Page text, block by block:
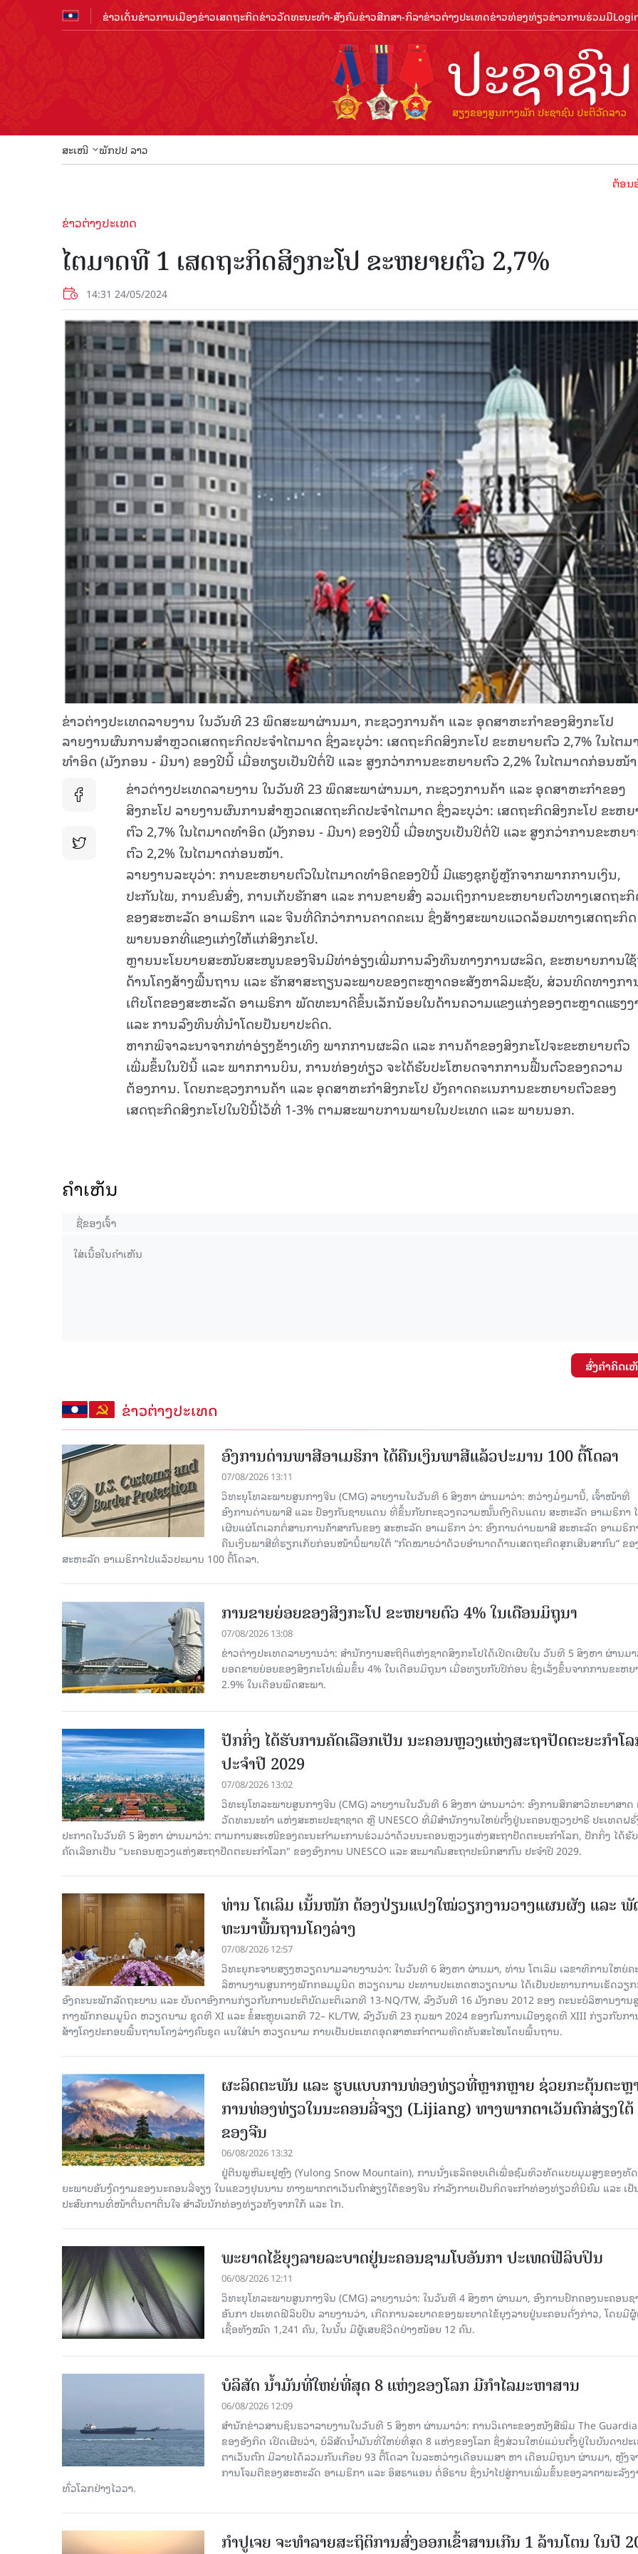
ຂ່າວເດັ່ນຂ່າວການເມືອງຂ່າວເສດຖະກິດຂ່າວວັດທະນະທຳ-ສັງຄົມຂ່າວສືກສາ-ກິລາຂ່າວຕ່າງປະເທດຂ່າວທ່ອງທ່ຽວຂ່າວການຮ່ວມມື
ສະເໜີ ພັກປປ ລາວ
ຕ້ອນຮັບປີທ່ອ
ຂ່າວຕ່າງປະເທດ
ໄຕມາດທີ 1 ເສດຖະກິດສິງກະໂປ ຂະຫຍາຍຕົວ 2,7%
14:31 24/05/2024
ຂ່າວຕ່າງປະເທດລາຍງານ ໃນວັນທີ 23 ພຶດສະພາຜ່ານມາ, ກະຊວງການຄ້າ ແລະ ອຸດສາຫະກຳຂອງສິງກະໂປ
ລາຍງານຜົນການສຳຫຼວດເສດຖະກິດປະຈຳໄຕມາດ ຊຶ່ງລະບຸວ່າ: ເສດຖະກິດສິງກະໂປ ຂະຫຍາຍຕົວ 2,7% ໃນໄຕມ
ທຳອິດ (ມັງກອນ - ມີນາ) ຂອງປີນີ້ ເມື່ອທຽບເປັນປີຕໍ່ປີ ແລະ ສູງກວ່າການຂະຫຍາຍຕົວ 2,2% ໃນໄຕມາດກ່ອນໜ້
ຂ່າວຕ່າງປະເທດລາຍງານ ໃນວັນທີ 23 ພຶດສະພາຜ່ານມາ, ກະຊວງການຄ້າ ແລະ ອຸດສາຫະກຳຂອງ
ສິງກະໂປ ລາຍງານຜົນການສຳຫຼວດເສດຖະກິດປະຈຳໄຕມາດ ຊຶ່ງລະບຸວ່າ: ເສດຖະກິດສິງກະໂປ ຂະຫ
ຕົວ 2,7% ໃນໄຕມາດທຳອິດ (ມັງກອນ - ມີນາ) ຂອງປີນີ້ ເມື່ອທຽບເປັນປີຕໍ່ປີ ແລະ ສູງກວ່າການຂະຫຍ
ຕົວ 2,2% ໃນໄຕມາດກ່ອນໜ້າ.
ລາຍງານລະບຸວ່າ: ການຂະຫຍາຍຕົວໃນໄຕມາດທຳອິດຂອງປີນີ້ ມີແຮງຊຸກຍູ້ຫຼັກຈາກພາກການເງິນ,
ປະກັນໄພ, ການຂົນສົ່ງ, ການເກັບຮັກສາ ແລະ ການຂາຍສົ່ງ ລວມເຖິງການຂະຫຍາຍຕົວທາງເສດຖະ
ຂອງສະຫະລັດ ອາເມຣິກາ ແລະ ຈີນທີ່ດີກວ່າການຄາດຄະເນ ຊຶ່ງສ້າງສະພາບແວດລ້ອມທາງເສດຖະກິດ
ພາຍນອກທີ່ແຂງແກ່ງໃຫ້ແກ່ສິງກະໂປ.
ຫຼາຍນະໂຍບາຍສະໜັບສະໜູນຂອງຈີນມີທ່າອ່ຽງເພີ່ມການລົງທຶນທາງການຜະລິດ, ຂະຫຍາຍການໃ
ດ້ານໂຄງສ້າງພື້ນຖານ ແລະ ຮັກສາສະຖຽນລະພາບຂອງຕະຫຼາດອະສັງຫາລິມະຊັບ, ສ່ວນທິດທາງກາ
ເຕີບໂຕຂອງສະຫະລັດ ອາເມຣິກາ ພັດທະນາດີຂຶ້ນເລັກນ້ອຍໃນດ້ານຄວາມແຂງແກ່ງຂອງຕະຫຼາດແຮງງ
ແລະ ການລົງທຶນທີ່ນຳໂດຍປັນຍາປະດິດ.
ຫາກພິຈາລະນາຈາກທ່າອ່ຽງຂ້າງເທິງ ພາກການຜະລິດ ແລະ ການຄ້າຂອງສິງກະໂປຈະຂະຫຍາຍຕົວ
ເພີ່ມຂຶ້ນໃນປີນີ້ ແລະ ພາກການບິນ, ການທ່ອງທ່ຽວ ຈະໄດ້ຮັບປະໂຫຍດຈາກການຟື້ນຕົວຂອງຄວາມ
ຕ້ອງການ. ໂດຍກະຊວງການຄ້າ ແລະ ອຸດສາຫະກຳສິງກະໂປ ຍັງຄາດຄະເນການຂະຫຍາຍຕົວຂອງ
ເສດຖະກິດສິງກະໂປໃນປີນີ້ໄວ້ທີ່ 1-3% ຕາມສະພາບການພາຍໃນປະເທດ ແລະ ພາຍນອກ.
ຄໍາເຫັນ
ສົ່ງຄໍາຄິດເ
ຂ່າວຕ່າງປະເທດ
ອົງການດ່ານພາສີອາເມຣິກາ ໄດ້ຄືນເງິນພາສີແລ້ວປະມານ 100 ຕື້ໂດລາ
07/08/2026 13:11
ວິທະຍຸໂທລະພາບສູນກາງຈີນ (CMG) ລາຍງານໃນວັນທີ 6 ສິງຫາ ຜ່ານມາວ່າ: ຫວ່າງມໍ່ໆມານີ້, ເຈົ້າໜ້າທີ່
ອົງການດ່ານພາສີ ແລະ ປ້ອງກັນຊາຍແດນ ທີ່ຂຶ້ນກັບກະຊວງຄວາມໝັ້ນຄົງດິນແດນ ສະຫະລັດ ອາເມຣິກາ
ເຜີຍແຜ່ໂຕເລກຕໍ່ສານການຄ້າສາກົນຂອງ ສະຫະລັດ ອາເມຣິກາ ວ່າ: ອົງການດ່ານພາສີ ສະຫະລັດ ອາເມຣິກ
ຄືນເງິນພາສີທີ່ຮຽກເກັບກ່ອນໜ້ານີ້ພາຍໃຕ້ “ກົດໝາຍວ່າດ້ວຍອຳນາດດ້ານເສດຖະກິດສຸກເສີນສາກົນ” ຂອ
ສະຫະລັດ ອາເມຣິກາໄປແລ້ວປະມານ 100 ຕື້ໂດລາ.
ການຂາຍຍ່ອຍຂອງສິງກະໂປ ຂະຫຍາຍຕົວ 4% ໃນເດືອນມິຖຸນາ
07/08/2026 13:08
ຂ່າວຕ່າງປະເທດລາຍງານວ່າ: ສຳນັກງານສະຖິຕິແຫ່ງຊາດສິງກະໂປໄດ້ເປີດເຜີຍໃນ ວັນທີ 5 ສິງຫາ ຜ່ານມາ
ຍອດຂາຍຍ່ອຍຂອງສິງກະໂປເພີ່ມຂຶ້ນ 4% ໃນເດືອນມິຖຸນາ ເມື່ອທຽບກັບປີກ່ອນ ຊຶ່ງເລັ່ງຂຶ້ນຈາກການຂະຫຍ
2.9% ໃນເດືອນພຶດສະພາ.
ປັກກິ່ງ ໄດ້ຮັບການຄັດເລືອກເປັນ ນະຄອນຫຼວງແຫ່ງສະຖາປັດຕະຍະກຳໂ
ປະຈຳປີ 2029
07/08/2026 13:02
ວິທະຍຸໂທລະພາບສູນກາງຈີນ (CMG) ລາຍງານໃນວັນທີ 6 ສິງຫາ ຜ່ານມາວ່າ: ອົງການສຶກສາວິທະຍາສາດ
ວັດທະນະທຳ ແຫ່ງສະຫະປະຊາຊາດ ຫຼື UNESCO ທີ່ມີສຳນັກງານໃຫຍ່ຕັ້ງຢູ່ນະຄອນ​ຫຼວງປາຣີ ປະເທດຝຣັ່
ປະກາດໃນວັນທີ 5 ສິງຫາ ຜ່ານມາວ່າ: ຕາມການສະເໜີຂອງຄະນະກຳມະການຮ່ວມວ່າດ້ວຍນະຄອນຫຼວງແຫ່ງສະຖາປັດຕະຍະກຳໂລກ, ປັກກິ່ງ ໄດ້ຮັ
ຄັດ​ເລືອກເປັນ "ນະຄອນຫຼວງແຫ່ງສະຖາປັດຕະຍະກຳໂລກ" ຂອງອົງການ UNESCO ແລະ ສະມາ​ຄົມສະຖາປະນິກສາກົນ ປະຈຳປີ 2029.
ທ່ານ ໂຕ​ເລິມ ເນັ້ນໜັກ ຕ້ອງ​ປ່ຽນ​ແປງ​ໃໝ່​ວຽກ​ງານ​ວາງ​ແຜນ​ຜັງ ແລະ ​ພັ
ທະ​ນາ​ພື້ນ​ຖານ​ໂຄງ​ລ່າງ
07/08/2026 12:57
ວິທະຍຸກະຈາຍສຽງຫວຽດນາມລາຍງານວ່າ: ໃນ​ວັນ​ທີ 6 ສິງ​ຫາ ຜ່ານມາ, ທ່ານ ໂຕ​ເລິມ ເລ​ຂາ​ທິ​ການ​ໃຫຍ່​ຄ
ລິ​ຫານ​ງານ​ສູນ​ກາງ​ພັກ​ກອມ​ມູ​ນິດ ຫວຽດ​ນາມ ປະ​ທານ​ປະ​ເທດຫວຽດ​ນາມ ໄດ້​ເປັນ​ປະ​ທານ​ການ​ເຮັດ​ວຽ
ອົງ​ຄະ​ນະ​ພັກ​ລັດ​ຖະ​ບານ ແລະ ບັນ​ດາ​ອົງ​ການ​ກ່ຽວ​ກັບ​ການ​ປະ​ຕິ​ບັດ​ມະ​ຕິ​ເລກ​ທີ 13-NQ/TW, ລົງວັນ​ທີ 16 ມັງ​ກອນ 2012 ຂອງ ຄະ​ນະ​ບໍ​ລິ​ຫານ​ງານ​
ກາງ​ພັກ​ກອມ​ມູ​ນິດ ຫວຽດ​ນາມ ຊຸດ​ທີ XI ແລະ ຂໍ້​ສະ​ຫຼຸບ​ເລກ​ທີ 72– KL/TW, ​ລົງວັນ​ທີ 23 ກຸມ​ພາ 2024 ຂອງ​ກົມ​ການ​ເມື​ອງ​ຊຸດ​ທີ XIII ກ່ຽວ​ກັບ​ກ
ສ້າງ​ໂຄງ​ປະ​ກອບ​ພື້ນ​ຖານ​ໂຄງ​ລ່າງຄົບ​ຊຸດ ແນ​ໃສ່​ນຳ ຫວຽດ​ນາມ ກາຍ​ເປັນ​ປະ​ເທດ​ອຸດ​ສາ​ຫະ​ກຳ​ຕາມ​ທິດ​ທັນ​ສະ​ໄໝ​ໂດຍ​ພື້ນ​ຖານ.
ຜະລິດຕະພັນ ແລະ ຮູບແບບການທ່ອງທ່ຽວທີ່ຫຼາກຫຼາຍ ຊ່ວຍກະຕຸ້ນຕະຫຼ
ການທ່ອງທ່ຽວໃນນະຄອນລີ່ຈຽງ (Lijiang) ທາງພາກຕາເວັນຕົກສ່ຽງໃຕ້
ຂອງຈີນ
06/08/2026 13:32
ຢູ່ຕີນພູຫິມະຢູຫຼົງ (Yulong Snow Mountain), ການນັ່ງເຮລິຄອບເຕີເພື່ອຊົມທິວທັດແບບມຸມສູງຂອງທັ
ຍະພາບອັນງົດງາມຂອງນະຄອນລີ່ຈຽງ ໃນແຂວງຢຸນນານ ທາງພາກຕາເວັນຕົກສ່ຽງໃຕ້ຂອງຈີນ ກຳລັງກາຍເປັນກິດຈະກຳທ່ອງທ່ຽວທີ່ນິຍົມ ແລະ ເປັ
ປະສົບການທີ່ໜ້າຕື່ນຕາຕື່ນໃຈ ສຳລັບນັກທ່ອງທ່ຽວທັງຈາກໃກ້ ແລະ ໄກ.
ພະຍາດໄຂ້ຍຸງລາຍລະບາດຢູ່ນະຄອນຊາມໂບ​ອັນກາ ປະເທດຟີລິບປິນ
06/08/2026 12:11
ວິທະຍຸໂທລະພາບສູນກາງຈີນ (CMG) ລາຍງານວ່າ: ໃນວັນທີ 4 ສິງ​ຫາ ຜ່ານມາ, ອົງການ​ປົກ​ຄອງນະຄອນຊ
ອັນກາ ປະເທດຟີລິບປິນ ລາຍ​ງານວ່າ, ເກີດ​ການລະບາດ​ຂອງພະຍາດໄຂ້ຍຸງລາຍຢູ່ນະຄອນດັ່ງກ່າວ, ໂດຍມີ
ເຊື້ອ​ທັງ​ໝົດ 1,241 ຄົນ, ໃນນັ້ນ ມີຜູ້ເສຍຊີວິດຢ່າງໜ້ອຍ 12 ຄົນ.
ບໍລິສັດ ນ້ຳມັນທີ່ໃຫຍ່ທີ່ສຸດ 8 ແຫ່ງຂອງໂລກ ມີກຳໄລມະຫາສານ
06/08/2026 12:09
ສຳນັກຂ່າວສານຊິນຮວາລາຍງານໃນວັນທີ 5 ສິງຫາ ຜ່ານມາວ່າ: ການວິເຄາະຂອງໜັງສືພິມ The
ຂອງອັງກິດ ເປີດເຜີຍວ່າ, ບໍລິສັດນ້ຳມັນທີ່ໃຫຍ່ທີ່ສຸດ 8 ແຫ່ງຂອງໂລກ ຊຶ່ງສ່ວນໃຫຍ່ແມ່ນຕັ້ງຢູ່ໃນບັນດາປະ
ຕາເວັນຕົກ ມີລາຍໄດ້ລວມກັນເກືອບ 93 ຕື້ໂດລາ ໃນລະຫວ່າງເດືອນເມສາ ຫາ ເດືອນມິຖຸນາ ຜ່ານມາ, ຫຼັງຈ
ການໂຈມຕີຂອງສະຫະລັດ ອາເມຣິກາ ແລະ ອິສຣາແອນ ຕໍ່ອີຣານ ຊຶ່ງນຳໄປສູ່ການເພີ່ມຂຶ້ນຂອງລາຄາພະລັງງ
ທົ່ວໂລກຢ່າງໄວວາ.
ກຳປູເຈຍ ຈະທຳລາຍສະຖິຕິການສົ່ງອອກເຂົ້າສານເກີນ 1 ລ້ານໂຕນ ໃນປີ
15.040(07-08-